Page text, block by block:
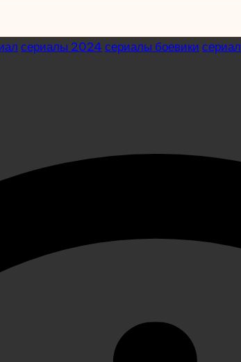
сериалы 2024 сериалы боевики